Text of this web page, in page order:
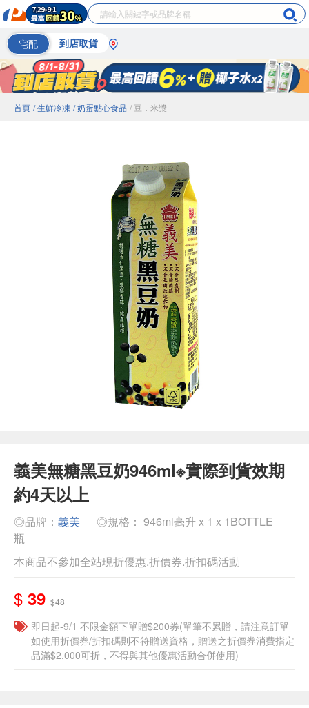
宅配 到店取貨
首頁 / 生鮮冷凍 / 奶蛋點心食品 / 豆．米漿
義美無糖黑豆奶946ml※實際到貨效期
約4天以上
◎品牌： 義美
◎規格： 946ml毫升 x 1 x 1BOTTLE
瓶
本商品不參加全站現折優惠.折價券.折扣碼活動
$ 39 $48
即日起-9/1 不限金額下單贈$200券(單筆不累贈，請注意訂單
如使用折價券/折扣碼則不符贈送資格，贈送之折價券消費指定
品滿$2,000可折，不得與其他優惠活動合併使用)